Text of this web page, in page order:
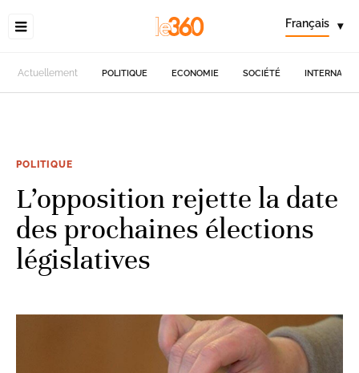
Français ▾
Actuellement POLITIQUE ECONOMIE SOCIÉTÉ
POLITIQUE
L’opposition rejette la date
des prochaines élections
législatives